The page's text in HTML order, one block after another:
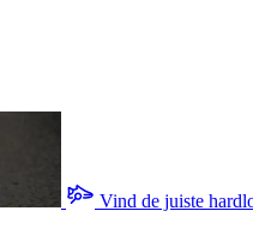
Vind de juiste